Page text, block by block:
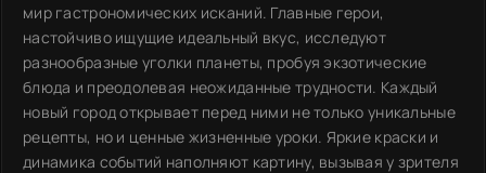
мир гастрономических исканий. Главные герои,
настойчиво ищущие идеальный вкус, исследуют
разнообразные уголки планеты, пробуя экзотические
блюда и преодолевая неожиданные трудности. Каждый
новый город открывает перед ними не только уникальные
рецепты, но и ценные жизненные уроки. Яркие краски и
динамика событий наполняют картину, вызывая у зрителя